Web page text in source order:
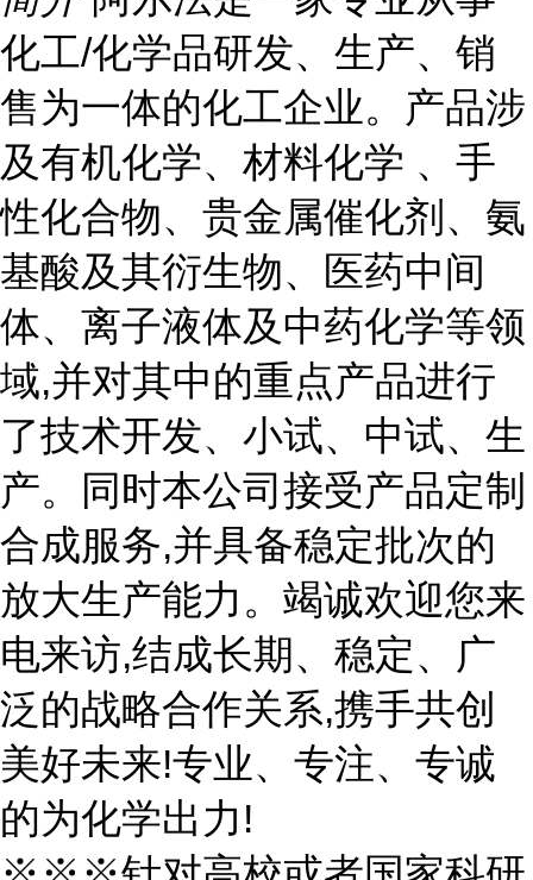
化工/化学品研发、生产、销
售为一体的化工企业。产品涉
及有机化学、材料化学 、手
性化合物、贵金属催化剂、氨
基酸及其衍生物、医药中间
体、离子液体及中药化学等领
域,并对其中的重点产品进行
了技术开发、小试、中试、生
产。同时本公司接受产品定制
合成服务,并具备稳定批次的
放大生产能力。竭诚欢迎您来
电来访,结成长期、稳定、广
泛的战略合作关系,携手共创
美好未来!专业、专注、专诚
的为化学出力!